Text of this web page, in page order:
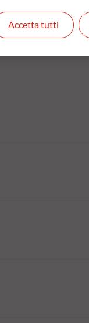
Accetta tutti